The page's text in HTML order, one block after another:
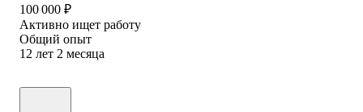
100 000 ₽
Активно ищет работу
Общий опыт
12 лет 2 месяца